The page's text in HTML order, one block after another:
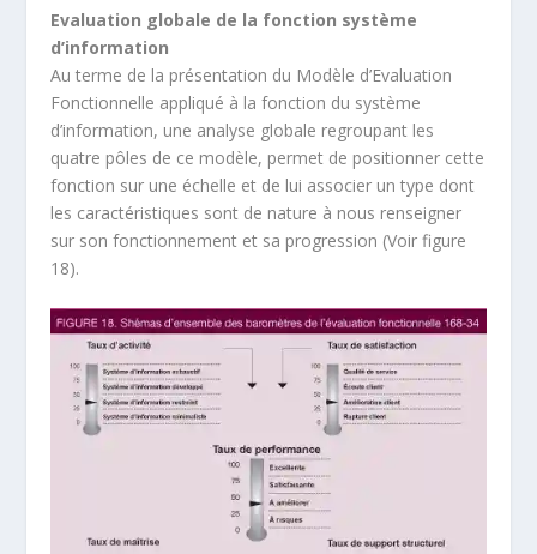
Evaluation globale de la fonction système
d’information
Au terme de la présentation du Modèle d’Evaluation
Fonctionnelle appliqué à la fonction du système
d’information, une analyse globale regroupant les
quatre pôles de ce modèle, permet de positionner cette
fonction sur une échelle et de lui associer un type dont
les caractéristiques sont de nature à nous renseigner
sur son fonctionnement et sa progression (Voir figure
18).